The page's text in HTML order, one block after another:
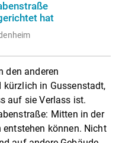
hat
den anderen
kürzlich in Gussenstadt,
auf sie Verlass ist.
Mitten in der
können. Nicht